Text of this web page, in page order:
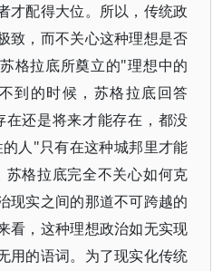
才配得大位。所以，传统政
致，而不关心这种理想是否
格拉底所奠立的"理想中的
到的时候，苏格拉底回答
还是将来才能存在，都没
人"只有在这种城邦里才能
格拉底完全不关心如何克
现实之间的那道不可跨越的
看，这种理想政治如无实现
用的语词。为了现实化传统